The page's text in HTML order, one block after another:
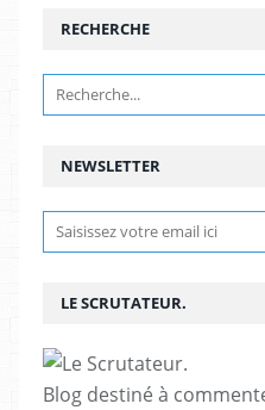
NEWSLETTER
RECHERCHE
LE SCRUTATEUR.
Blog destiné à